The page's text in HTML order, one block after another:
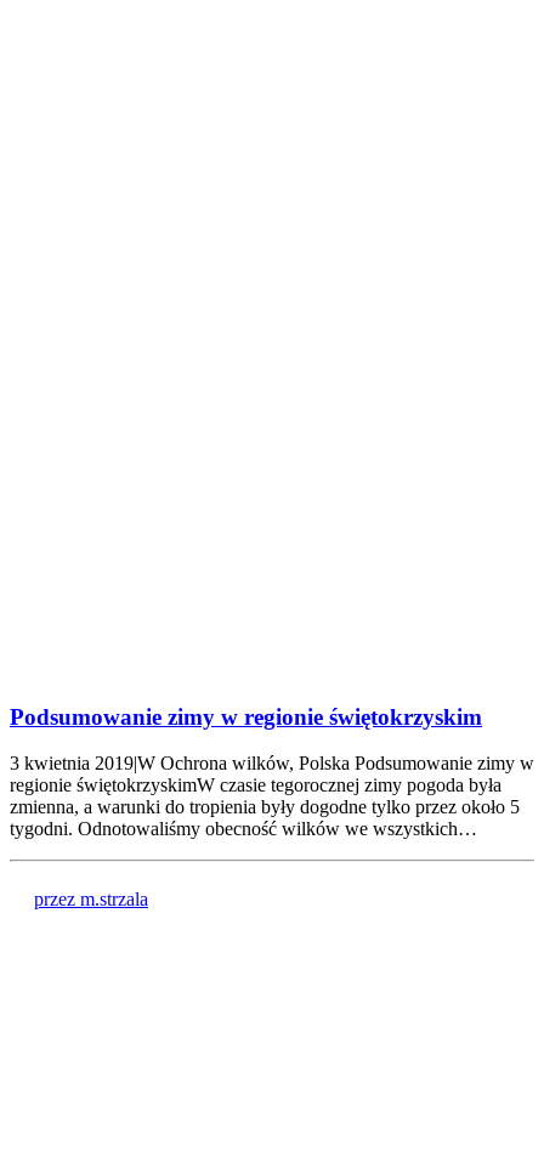
Podsumowanie zimy w regionie świętokrzyskim
3 kwietnia 2019|W Ochrona wilków, Polska Podsumowanie zimy w
regionie świętokrzyskimW czasie tegorocznej zimy pogoda była
zmienna, a warunki do tropienia były dogodne tylko przez około 5
tygodni. Odnotowaliśmy obecność wilków we wszystkich…
przez m.strzala